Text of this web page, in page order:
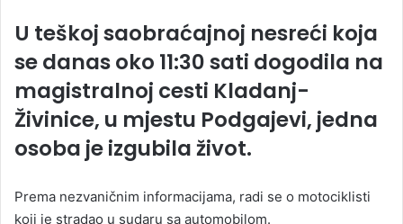
U teškoj saobraćajnoj nesreći koja
se danas oko 11:30 sati dogodila na
magistralnoj cesti Kladanj-
Živinice, u mjestu Podgajevi, jedna
osoba je izgubila život.
Prema nezvaničnim informacijama, radi se o motociklisti
koji je stradao u sudaru sa automobilom.